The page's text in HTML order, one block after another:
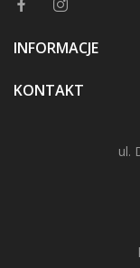
INFORMACJE
KONTAKT
ul.